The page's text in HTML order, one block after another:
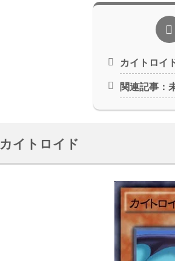
カイトロイ
関連記事：
カイトロイド